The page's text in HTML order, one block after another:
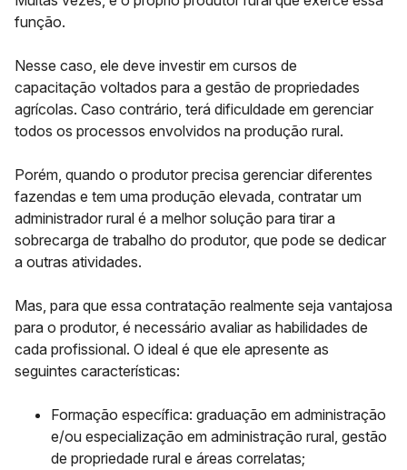
função.
Nesse caso, ele deve investir em cursos de
capacitação voltados para a gestão de propriedades
agrícolas. Caso contrário, terá dificuldade em gerenciar
todos os processos envolvidos na produção rural.
Porém, quando o produtor precisa gerenciar diferentes
fazendas e tem uma produção elevada, contratar um
administrador rural é a melhor solução para tirar a
sobrecarga de trabalho do produtor, que pode se dedicar
a outras atividades.
Mas, para que essa contratação realmente seja vantajosa
para o produtor, é necessário avaliar as habilidades de
cada profissional. O ideal é que ele apresente as
seguintes características:
Formação específica: graduação em administração
e/ou especialização em administração rural, gestão
de propriedade rural e áreas correlatas;